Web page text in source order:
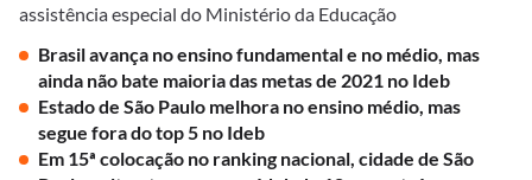
assistência especial do Ministério da Educação
Brasil avança no ensino fundamental e no médio, mas
ainda não bate maioria das metas de 2021 no Ideb
Estado de São Paulo melhora no ensino médio, mas
segue fora do top 5 no Ideb
Em 15ª colocação no ranking nacional, cidade de São